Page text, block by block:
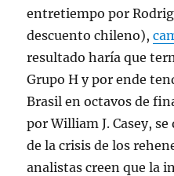
entretiempo por
descuento chileno),
resultado haría que
Grupo H y por ende
Brasil en octavos de
por William J. Casey,
de la crisis de los
analistas creen que la